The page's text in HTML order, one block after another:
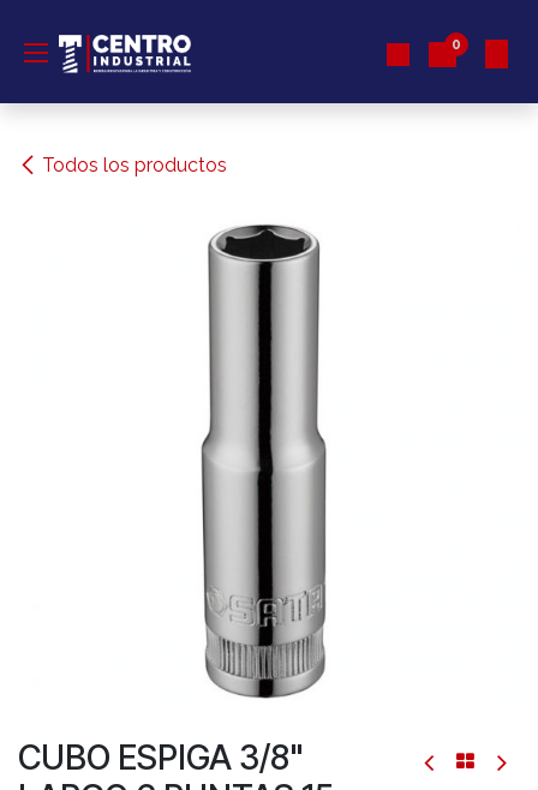
0
Todos los productos
CUBO ESPIGA 3/8"